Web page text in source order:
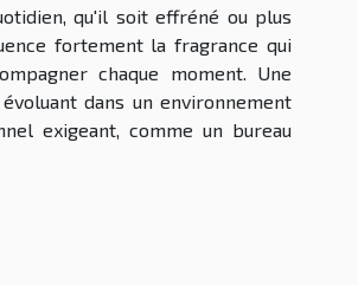
qu'il soit effréné ou plus
fortement la fragrance qui
chaque moment. Une
dans un environnement
exigeant, comme un bureau